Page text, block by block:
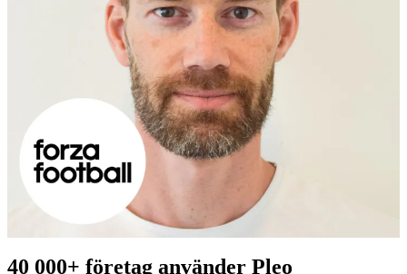
40 000+ företag använder Pleo